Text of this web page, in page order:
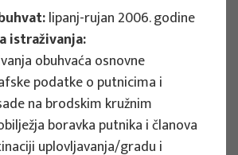
period : 2024. - 2027.
More
lipanj-rujan 2006. godine
istraživanja:
obuhvaća osnovne
podatke o putnicima i
na brodskim kružnim
boravka putnika i članova
uplovljavanja/gradu i